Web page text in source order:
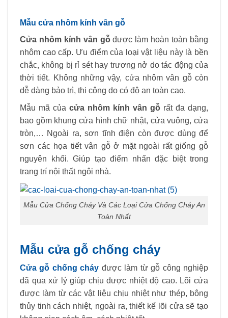
Mẫu cửa nhôm kính vân gỗ
Cửa nhôm kính vân gỗđược làm hoàn toàn bằng
nhôm cao cấp. Ưu điểm của loại vật liệu này là bền
chắc, không bị rỉ sét hay trương nở do tác động của
thời tiết. Không những vậy, cửa nhôm vân gỗ còn
dễ dàng bảo trì, thi công do có độ an toàn cao.
Mẫu mã của cửa nhôm kính vân gỗ rất đa dạng,
bao gồm khung cửa hình chữ nhật, cửa vuông, cửa
tròn,… Ngoài ra, sơn tĩnh điện còn được dùng để
sơn các họa tiết vân gỗ ở mặt ngoài rất giống gỗ
nguyên khối. Giúp tạo điểm nhấn đặc biệt trong
trang trí nội thất ngôi nhà.
Mẫu Cửa Chống Cháy Và Các Loại Cửa Chống Cháy An
Toàn Nhất
Mẫu cửa gỗ chống cháy
Cửa gỗ chống cháy được làm từ gỗ công nghiệp
đã qua xử lý giúp chịu được nhiệt độ cao. Lõi cửa
được làm từ các vật liệu chịu nhiệt như thép, bông
thủy tinh cách nhiệt, ngoài ra, thiết kế lõi cửa sẽ tạo